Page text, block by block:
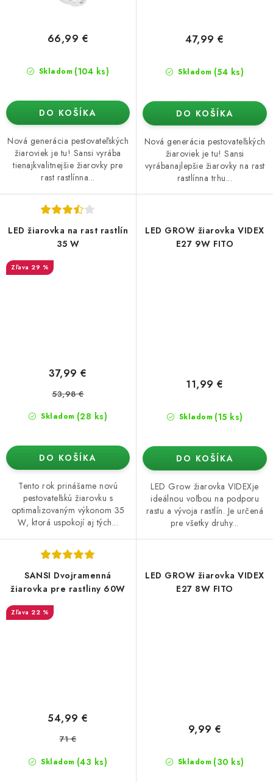
Skladom (104 ks)
66,99 €
DO KOŠÍKA
Nová generácia pestovateľských
žiaroviek je tu! Sansi vyrába
tienajkvalitnejšie žiarovky pre
rast rastlínna...
Skladom (54 ks)
47,99 €
DO KOŠÍKA
Nová generácia pestovateľských
žiaroviek je tu! Sansi
vyrábanajlepšie žiarovky na rast
rastlínna trhu...
LED žiarovka na rast rastlín
35 W
29 %
Skladom (28 ks)
37,99 €
53,98 €
DO KOŠÍKA
Tento rok prinášame novú
pestovateľskú žiarovku s
optimalizovaným výkonom 35
W, ktorá uspokojí aj tých...
LED GROW žiarovka VIDEX
E27 9W FITO
Skladom (15 ks)
11,99 €
DO KOŠÍKA
LED Grow žiarovka VIDEXje
ideálnou voľbou na podporu
rastu a vývoja rastlín. Je určená
pre všetky druhy...
SANSI Dvojramenná
žiarovka pre rastliny 60W
22 %
Skladom (43 ks)
54,99 €
71 €
LED GROW žiarovka VIDEX
E27 8W FITO
Skladom (30 ks)
9,99 €